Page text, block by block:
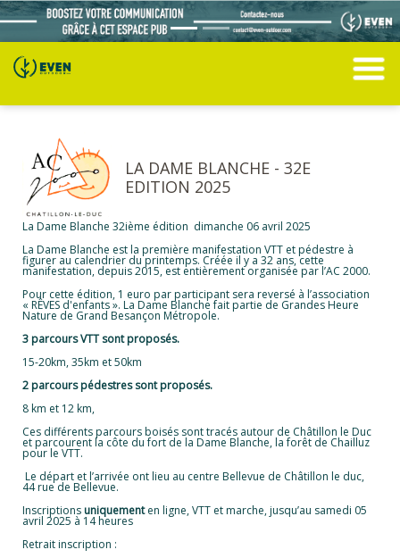
LA DAME BLANCHE - 32E
EDITION 2025
La Dame Blanche 32ième édition dimanche 06 avril 2025
La Dame Blanche est la première manifestation VTT et pédestre à
figurer au calendrier du printemps. Créée il y a 32 ans, cette
manifestation, depuis 2015, est entièrement organisée par l’AC 2000.
Pour cette édition, 1 euro par participant sera reversé à l’association
« RÊVES d'enfants ». La Dame Blanche fait partie de Grandes Heure
Nature de Grand Besançon Métropole.
3 parcours VTT sont proposés.
15-20km, 35km et 50km
2 parcours pédestres sont proposés.
8 km et 12 km,
Ces différents parcours boisés sont tracés autour de Châtillon le Duc
et parcourent la côte du fort de la Dame Blanche, la forêt de Chailluz
pour le VTT.
Le départ et l’arrivée ont lieu au centre Bellevue de Châtillon le duc,
44 rue de Bellevue.
Inscriptionsuniquementen ligne, VTT et marche, jusqu’au samedi 05
avril 2025 à 14 heures
Retrait inscription :